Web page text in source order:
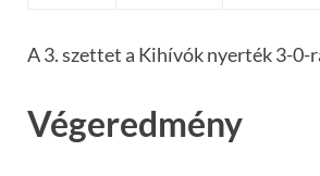
A 3. szettet a Kihívók nyerték 3-0-
Végeredmény